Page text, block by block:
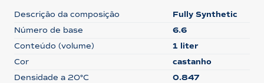
Descrição da composição
Fully Synthetic
Número de base
6.6
Conteúdo (volume)
1 liter
Cor
castanho
Densidade a 20°C
0.847